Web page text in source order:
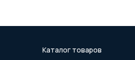
Каталог товаров